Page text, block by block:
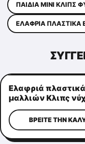
ΠΑΙΔΙΆ ΜΊΝΙ ΚΛΙΠΣ
ΕΛΑΦΡΙΆ
Ελαφριά
μαλλιών Κλιπς
σχήμα στέμματος
ΒΡΕΊΤΕ ΤΗΝ